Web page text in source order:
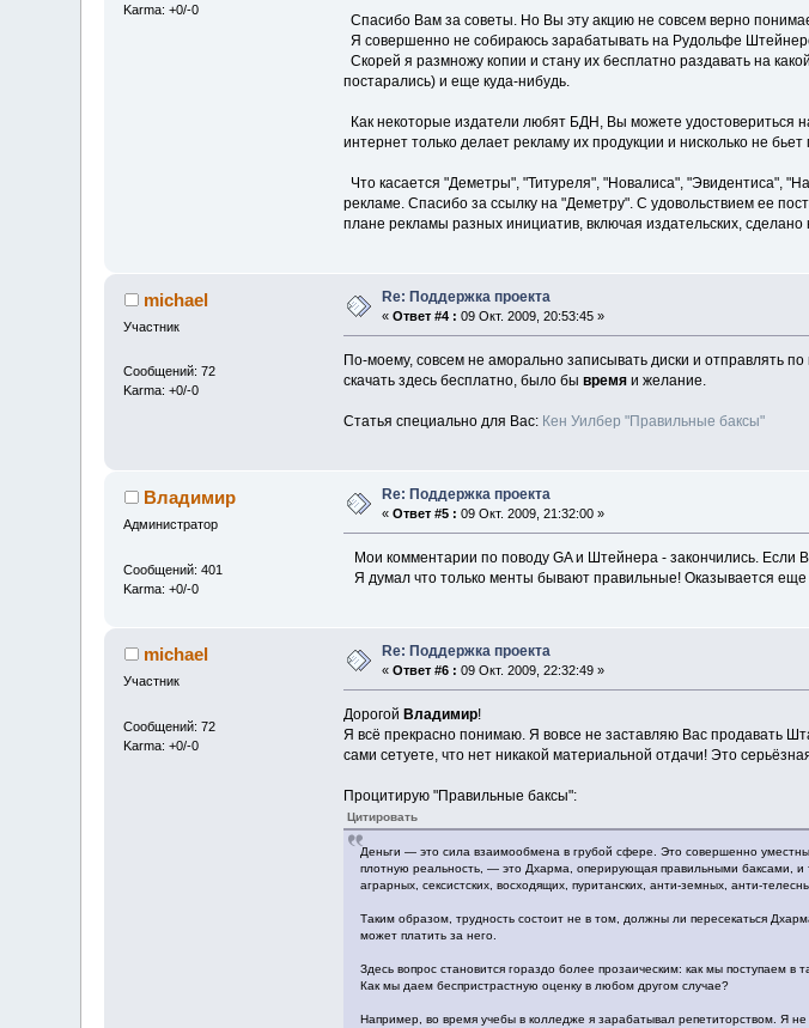
Karma: +0/-0
Спасибо Вам за советы. Но Вы эту акцию не совсем верно
Я совершенно не собираюсь зарабатывать на Рудольфе
Скорей я размножу копии и стану их бесплатно раздавать на
постарались) и еще куда-нибудь.
Как некоторые издатели любят БДН, Вы можете удостовериться
интернет только делает рекламу их продукции и нисколько не
Что касается "Деметры", "Титуреля", "Новалиса", "Эвидентиса",
рекламе. Спасибо за ссылку на "Деметру". С удовольствием ее
плане рекламы разных инициатив, включая издательских, сделано
michael
Участник
Сообщений: 72
Karma: +0/-0
Re: Поддержка проекта
«Ответ #4 : 09 Окт. 2009, 20:53:45 »
По-моему, совсем не аморально записывать диски и отправлять
скачать здесь бесплатно, было бы времяи желание.
Статья специально для Вас: Кен Уилбер "Правильные баксы"
Владимир
Администратор
Сообщений: 401
Karma: +0/-0
Re: Поддержка проекта
«Ответ #5 : 09 Окт. 2009, 21:32:00 »
Мои комментарии по поводу GA и Штейнера - закончились. Если
Я думал что только менты бывают правильные! Оказывается
michael
Участник
Сообщений: 72
Karma: +0/-0
Re: Поддержка проекта
«Ответ #6 : 09 Окт. 2009, 22:32:49 »
Дорогой Владимир!
Я всё прекрасно понимаю. Я вовсе не заставляю Вас продавать
сами сетуете, что нет никакой материальной отдачи! Это
Процитирую "Правильные баксы":
Цитировать
Деньги — это сила взаимообмена в грубой сфере. Это совершенно
плотную реальность, — это Дхарма, оперирующая правильными баксами,
аграрных, сексистских, восходящих, пуританских, анти-земных, анти-
Таким образом, трудность состоит не в том, должны ли пересекаться
может платить за него.
Здесь вопрос становится гораздо более прозаическим: как мы поступаем
Как мы даем беспристрастную оценку в любом другом случае?
Например, во время учебы в колледже я зарабатывал репетиторством. Я